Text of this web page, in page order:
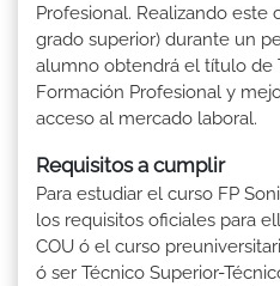
Profesional. Realizando este
grado superior) durante un
alumno obtendrá el título de
Formación Profesional y
acceso al mercado laboral.
Requisitos a cumplir
Para estudiar el curso FP
los requisitos oficiales para
COU ó el curso
ó ser Técnico Superior-